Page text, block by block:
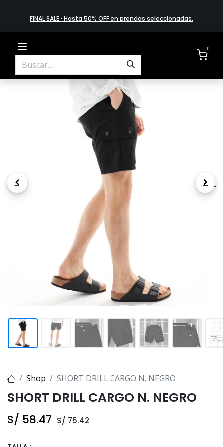
FINAL SALE · Hasta 50% OFF en prendas​ selecciona​das.
0
.
Shop SHORT DRILL CARGO N. NEGRO
SHORT DRILL CARGO N. NEGRO
S/ 58.47 S/75.42